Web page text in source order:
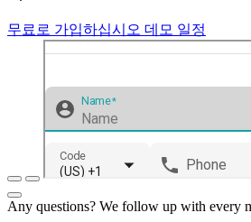
무료로 가입하십시오 데모 일정
Any questions? We follow up with every